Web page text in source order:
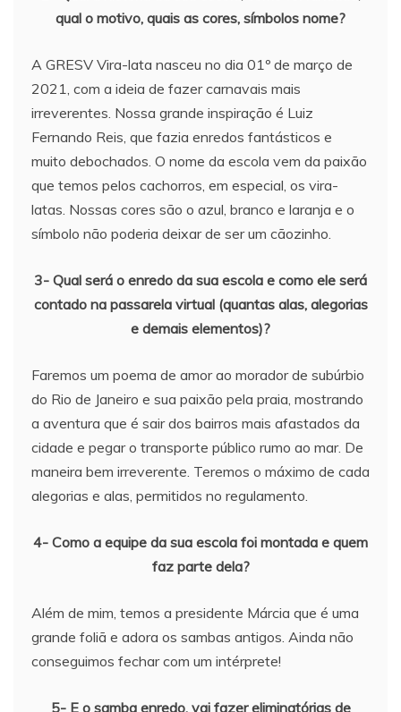
qual o motivo, quais as cores, símbolos nome?
A GRESV Vira-lata nasceu no dia 01º de março de
2021, com a ideia de fazer carnavais mais
irreverentes. Nossa grande inspiração é Luiz
Fernando Reis, que fazia enredos fantásticos e
muito debochados. O nome da escola vem da paixão
que temos pelos cachorros, em especial, os vira-
latas. Nossas cores são o azul, branco e laranja e o
símbolo não poderia deixar de ser um cãozinho.
3- Qual será o enredo da sua escola e como ele será
contado na passarela virtual (quantas alas, alegorias
e demais elementos)?
Faremos um poema de amor ao morador de subúrbio
do Rio de Janeiro e sua paixão pela praia, mostrando
a aventura que é sair dos bairros mais afastados da
cidade e pegar o transporte público rumo ao mar. De
maneira bem irreverente. Teremos o máximo de cada
alegorias e alas, permitidos no regulamento.
4- Como a equipe da sua escola foi montada e quem
faz parte dela?
Além de mim, temos a presidente Márcia que é uma
grande foliã e adora os sambas antigos. Ainda não
conseguimos fechar com um intérprete!
5- E o samba enredo, vai fazer eliminatórias de